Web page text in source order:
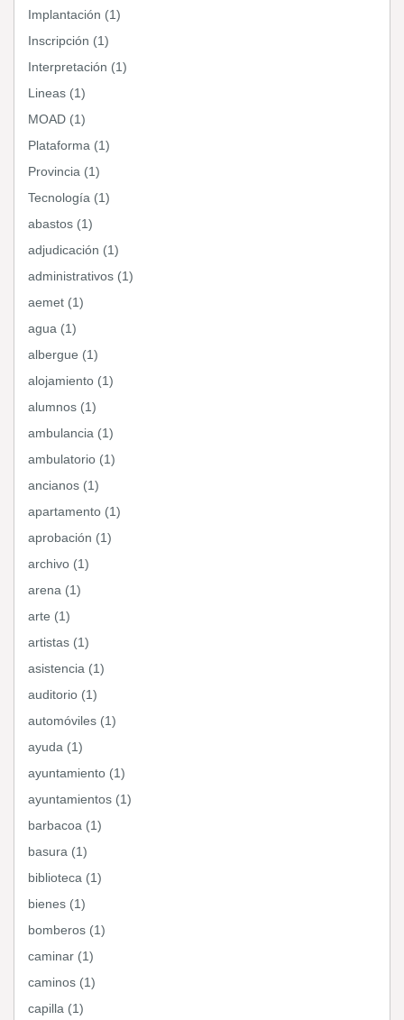
Implantación (1)
Inscripción (1)
Interpretación (1)
Lineas (1)
MOAD (1)
Plataforma (1)
Provincia (1)
Tecnología (1)
abastos (1)
adjudicación (1)
administrativos (1)
aemet (1)
agua (1)
albergue (1)
alojamiento (1)
alumnos (1)
ambulancia (1)
ambulatorio (1)
ancianos (1)
apartamento (1)
aprobación (1)
archivo (1)
arena (1)
arte (1)
artistas (1)
asistencia (1)
auditorio (1)
automóviles (1)
ayuda (1)
ayuntamiento (1)
ayuntamientos (1)
barbacoa (1)
basura (1)
biblioteca (1)
bienes (1)
bomberos (1)
caminar (1)
caminos (1)
capilla (1)